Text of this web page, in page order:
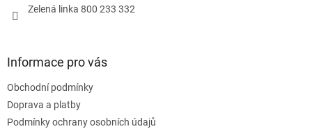
Zelená linka 800 233 332
Informace pro vás
Obchodní podmínky
Doprava a platby
Podmínky ochrany osobních údajů